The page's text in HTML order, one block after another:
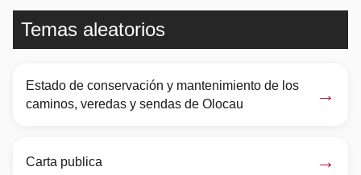
Temas aleatorios
Estado de conservación y mantenimiento de los
caminos, veredas y sendas de Olocau
→
Carta publica →